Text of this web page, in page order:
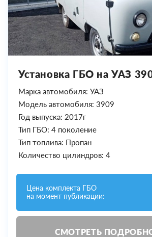
Установка ГБО на УАЗ
Марка автомобиля: УАЗ
Модель автомобиля: 3909
Год выпуска: 2017г
Тип ГБО: 4 поколение
Тип топлива: Пропан
Количество цилиндров: 4
Цена комплекта ГБО
на момент публикации:
СМОТРЕТЬ